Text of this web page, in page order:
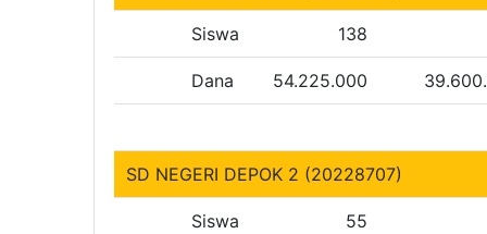
Siswa 138
Dana 54.225.000
SD NEGERI DEPOK 2 (20228707)
Siswa 55